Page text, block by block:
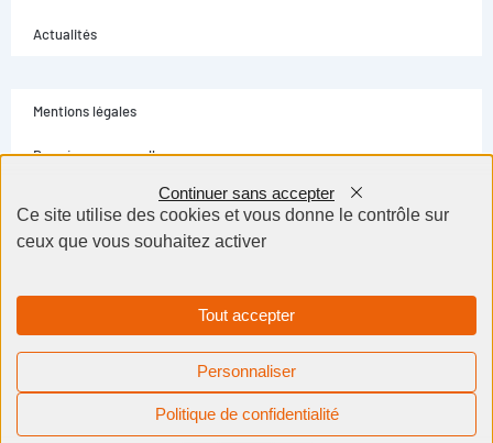
Besoin d'aide ?
Actualités
Mentions légales
Données personnelles
Conditions générales
Contact
Selectarc Group © Tous droits réservés - Création site internet Dijon BWA
Agence
Ce site utilise des cookies et vous donne le contrôle sur
ceux que vous souhaitez activer
Tout accepter
Continuer sans accepter
Personnaliser
Politique de confidentialité